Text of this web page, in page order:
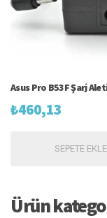
Asus Pro B53F Şarj
₺460,13
SEPETE EKLE
Ürün